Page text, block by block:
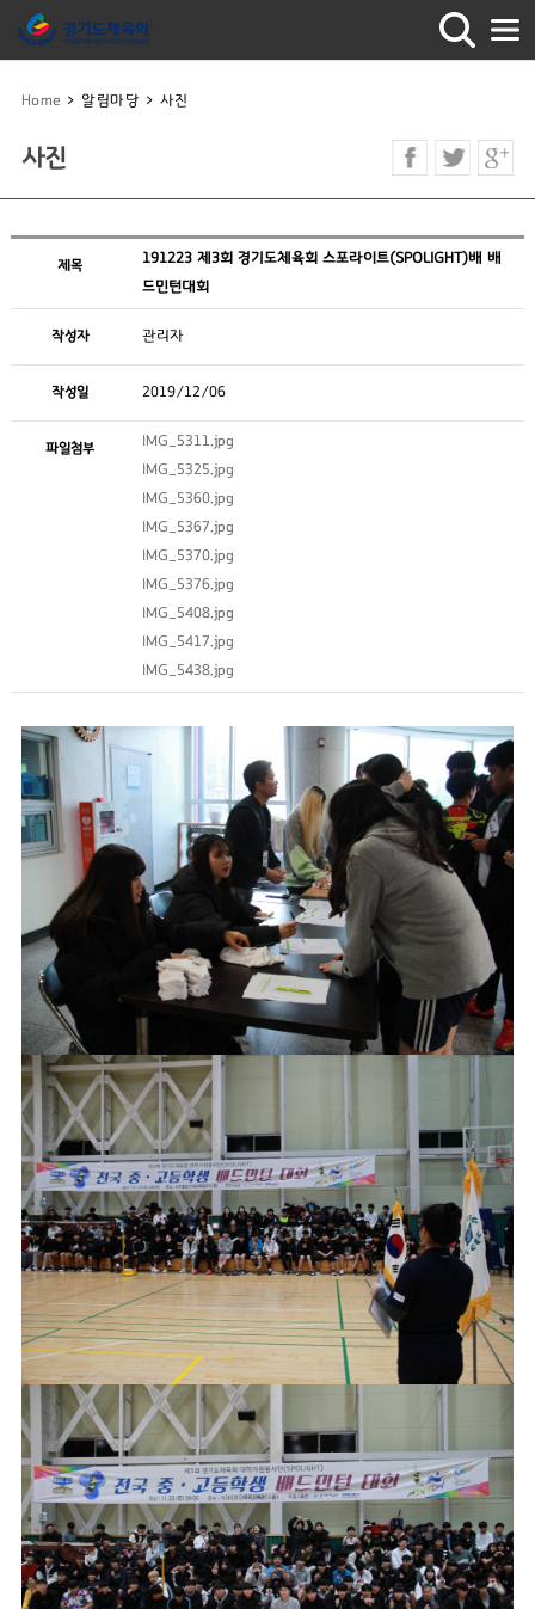
Home > 알림마당 > 사진
사진
제목
191223 제3회 경기도체육회 스포라이트(SPOLIGHT)배 배
드민턴대회
작성자 관리자
작성일 2019/12/06
파일첨부
IMG_5311.jpg
IMG_5325.jpg
IMG_5360.jpg
IMG_5367.jpg
IMG_5370.jpg
IMG_5376.jpg
IMG_5408.jpg
IMG_5417.jpg
IMG_5438.jpg